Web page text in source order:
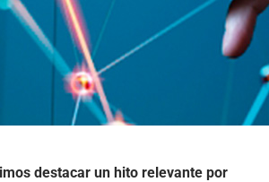
destacar un hito relevante por